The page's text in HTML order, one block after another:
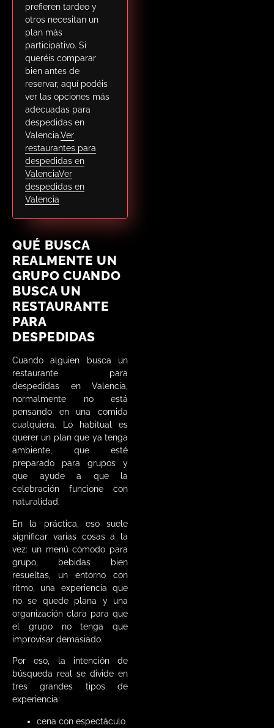
prefieren tardeo y
otros necesitan un
plan más
participativo. Si
queréis comparar
bien antes de
reservar, aquí podéis
ver las opciones más
adecuadas para
despedidas en
Valencia.Ver
restaurantes para
despedidas en
ValenciaVer
despedidas en
Valencia
QUÉ BUSCA
REALMENTE UN
GRUPO CUANDO
BUSCA UN
RESTAURANTE
PARA
DESPEDIDAS
Cuando alguien busca un
restaurante para
despedidas en Valencia,
normalmente no está
pensando en una comida
cualquiera. Lo habitual es
querer un plan que ya tenga
ambiente, que esté
preparado para grupos y
que ayude a que la
celebración funcione con
naturalidad.
En la práctica, eso suele
significar varias cosas a la
vez: un menú cómodo para
grupo, bebidas bien
resueltas, un entorno con
ritmo, una experiencia que
no se quede plana y una
organización clara para que
el grupo no tenga que
improvisar demasiado.
Por eso, la intención de
búsqueda real se divide en
tres grandes tipos de
experiencia:
cena con espectáculo